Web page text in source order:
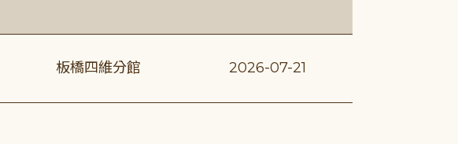
板橋四維分館 2026-07-21